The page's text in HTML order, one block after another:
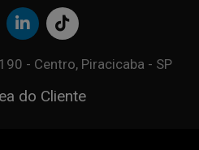
- Centro, Piracicaba - SP
do Cliente